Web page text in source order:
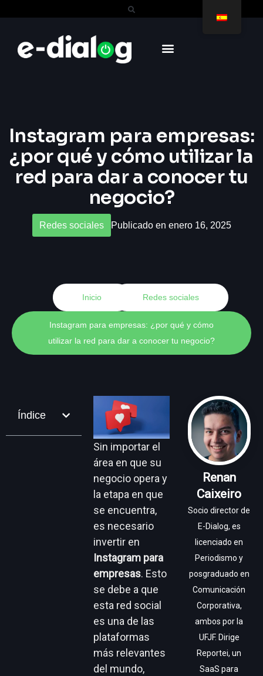
Instagram para empresas:
¿por qué y cómo utilizar la
red para dar a conocer tu
negocio?
Redes sociales Publicado en enero 16, 2025
Inicio Redes sociales
Instagram para empresas: ¿por qué y cómo
utilizar la red para dar a conocer tu negocio?
Índice
Sin importar el
área en que su
negocio opera y
la etapa en que
se encuentra,
es necesario
invertir en
Instagram para
empresas. Esto
se debe a que
esta red social
es una de las
plataformas
más relevantes
del mundo,
Renan
Caixeiro
Socio director de
E-Dialog, es
licenciado en
Periodismo y
posgraduado en
Comunicación
Corporativa,
ambos por la
UFJF. Dirige
Reportei, un
SaaS para